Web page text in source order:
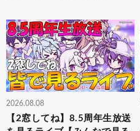
2026.08.08
【2窓してね】8.5周年生放送